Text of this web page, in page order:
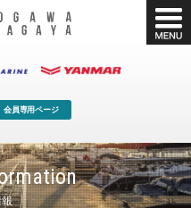
会員専用ページ